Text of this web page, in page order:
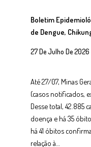
Boletim
de Dengue,
27 De Julho De 2026
Até 27/07, Minas
(casos notificados,
Desse total, 42.885
doença e há 35
há 41 óbitos
relação à…